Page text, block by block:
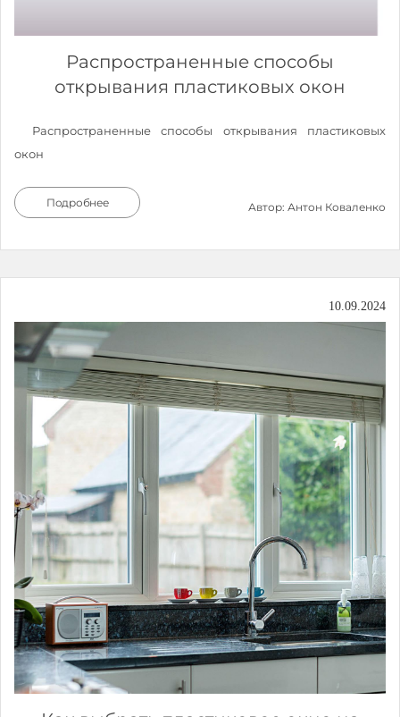
Распространенные способы
открывания пластиковых окон
Распространенные способы открывания пластиковых
окон
Подробнее Автор: Антон Коваленко
10.09.2024